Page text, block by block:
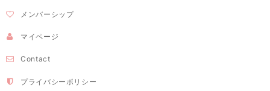
メンバーシップ
マイページ
Contact
プライバシーポリシー